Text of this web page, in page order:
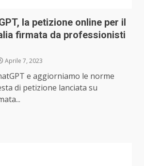
la petizione online per il
firmata da professionisti
Aprile 7, 2023
e aggiorniamo le norme
di petizione lanciata su